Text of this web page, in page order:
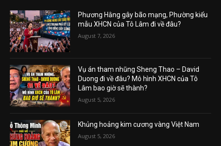
Phương Hằng gây bão mạng, Phường kiểu
mẫu XHCN của Tô Lâm đi về đâu?
August 7, 2026
Vụ án tham nhũng Sheng Thao – David
Duong đi về đâu? Mô hình XHCN của Tô
Lâm bao giờ sẽ thành?
August 5, 2026
Khủng hoảng kim cương vàng Việt Nam
August 5, 2026